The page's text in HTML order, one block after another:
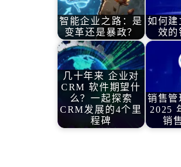
智能企业之路：是
变革还是暴政？
如何建
效的
几十年来 企业对
CRM 软件期望什
么？一起探索
CRM发展的4个里
程碑
销售管
2025
销